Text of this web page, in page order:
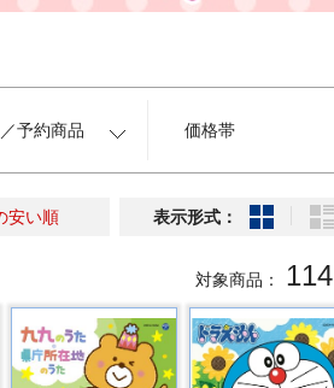
予約商品 価格帯
安い順 表示形式：
対象商品： 114